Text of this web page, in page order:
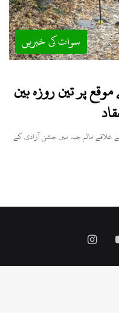
سوات کی خبریں
پر تین روزہ بین
۔10اگست 2017ء )سوات کے علاقے مالم جبہ میں جشن آزادی کے
YouTube